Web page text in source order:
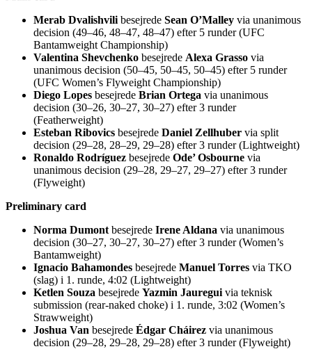
Merab Dvalishvili besejrede Sean O’Malley via unanimous
decision (49–46, 48–47, 48–47) efter 5 runder (UFC
Bantamweight Championship)
Valentina Shevchenko besejrede Alexa Grasso via
unanimous decision (50–45, 50–45, 50–45) efter 5 runder
(UFC Women’s Flyweight Championship)
Diego Lopes besejrede Brian Ortega via unanimous
decision (30–26, 30–27, 30–27) efter 3 runder
(Featherweight)
Esteban Ribovics besejrede Daniel Zellhuber via split
decision (29–28, 28–29, 29–28) efter 3 runder (Lightweight)
Ronaldo Rodríguez besejrede Ode’ Osbourne via
unanimous decision (29–28, 29–27, 29–27) efter 3 runder
(Flyweight)
Preliminary card
Norma Dumont besejrede Irene Aldana via unanimous
decision (30–27, 30–27, 30–27) efter 3 runder (Women’s
Bantamweight)
Ignacio Bahamondes besejrede Manuel Torres via TKO
(slag) i 1. runde, 4:02 (Lightweight)
Ketlen Souza besejrede Yazmin Jauregui via teknisk
submission (rear-naked choke) i 1. runde, 3:02 (Women’s
Strawweight)
Joshua Van besejrede Édgar Cháirez via unanimous
decision (29–28, 29–28, 29–28) efter 3 runder (Flyweight)